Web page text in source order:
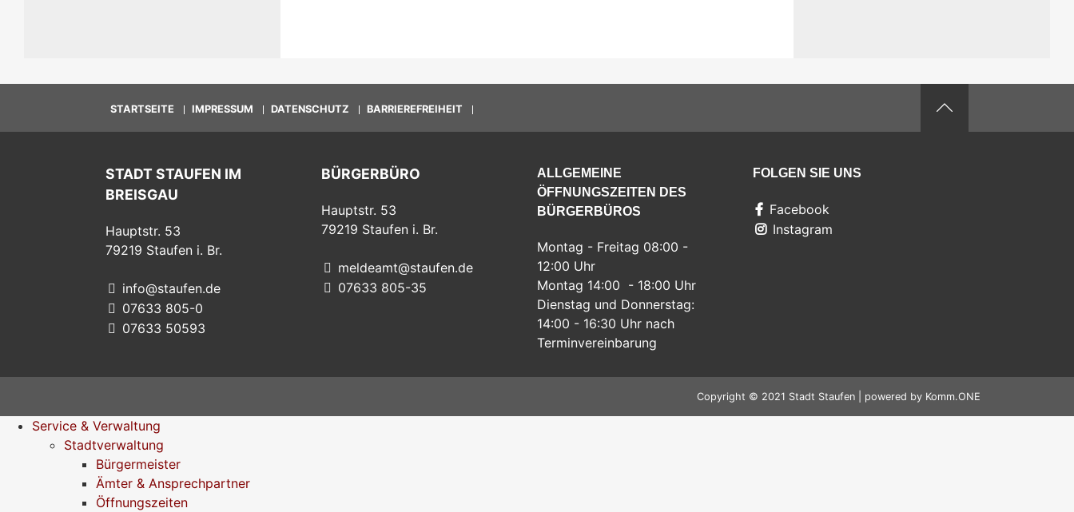
STARTSEITE IMPRESSUM DATENSCHUTZ BARRIEREFREIHEIT
STADT STAUFEN IM
BREISGAU
Hauptstr. 53
79219 Staufen i. Br.
info@staufen.de
07633 805-0
07633 50593
BÜRGERBÜRO
Hauptstr. 53
79219 Staufen i. Br.
meldeamt@staufen.de
07633 805-35
ALLGEMEINE
ÖFFNUNGSZEITEN DES
BÜRGERBÜROS
Montag - Freitag 08:00 -
12:00 Uhr
Montag 14:00 - 18:00 Uhr
Dienstag und Donnerstag:
14:00 - 16:30 Uhr nach
Terminvereinbarung
FOLGEN SIE UNS
Facebook
Instagram
Copyright © 2021 Stadt Staufen | powered by Komm.ONE
Service & Verwaltung
Stadtverwaltung
Bürgermeister
Ämter & Ansprechpartner
Öffnungszeiten